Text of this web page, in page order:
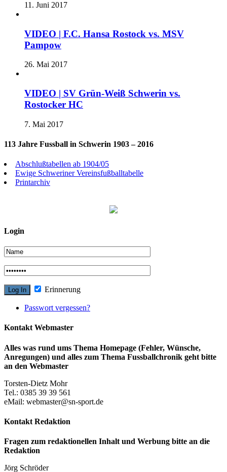
11. Juni 2017
VIDEO | F.C. Hansa Rostock vs. MSV
Pampow
26. Mai 2017
VIDEO | SV Grün-Weiß Schwerin vs.
Rostocker HC
7. Mai 2017
113 Jahre Fussball in Schwerin 1903 – 2016
Abschlußtabellen ab 1904/05
Ewige Schweriner Vereinsfußballtabelle
Printarchiv
Login
Erinnerung
Passwort vergessen?
Kontakt Webmaster
Alles was rund ums Thema Homepage (Fehler, Wünsche,
Anregungen) und alles zum Thema Fussballchronik geht bitte
an den Webmaster
Torsten-Dietz Mohr
Tel.: 0385 39 39 561
eMail: webmaster@sn-sport.de
Kontakt Redaktion
Fragen zum redaktionellen Inhalt und Werbung bitte an die
Redaktion
Jörg Schröder